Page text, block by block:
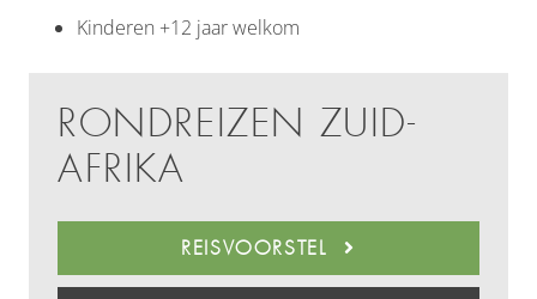
Kinderen +12 jaar welkom
RONDREIZEN ZUID-
AFRIKA
REISVOORSTEL